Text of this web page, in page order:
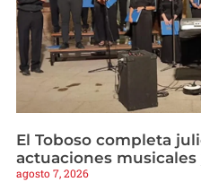
El Toboso completa
actuaciones musicales
agosto 7, 2026